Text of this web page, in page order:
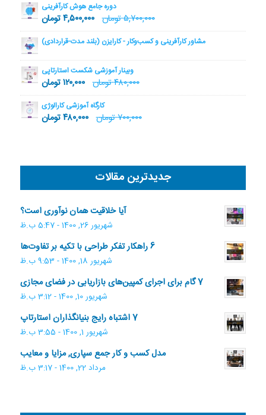
دوره جامع هوش کارآفرینی
۵,۷۰۰,۰۰۰تومان ۴,۵۰۰,۰۰۰تومان
مشاور کارآفرینی و کسب‌وکار - کارایزن (بلند مدت-قراردادی)
وبینار آموزشی شکست استارتاپی
۴۸۰,۰۰۰تومان ۱۲۰,۰۰۰تومان
کارگاه آموزشی کارالوژی
۷۰۰,۰۰۰تومان ۴۸۰,۰۰۰تومان
جدیدترین مقالات
آیا خلاقیت همان نوآوری است؟
شهریور 26, 1400 - 5:47 ب.ظ
6 راهکار تفکر طراحی با تکیه بر تفاوت‌ها
شهریور 18, 1400 - 9:53 ب.ظ
7 گام برای اجرای کمپین‌های بازاریابی در فضای مجازی
شهریور 10, 1400 - 3:12 ب.ظ
7 اشتباه رایج بنیانگذاران استارتاپ
شهریور 1, 1400 - 3:55 ب.ظ
مدل کسب و کار جمع سپاری, مزایا و معایب
مرداد 22, 1400 - 3:17 ب.ظ